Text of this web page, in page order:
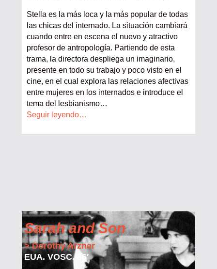
Stella es la más loca y la más popular de todas
las chicas del internado. La situación cambiará
cuando entre en escena el nuevo y atractivo
profesor de antropología. Partiendo de esta
trama, la directora despliega un imaginario,
presente en todo su trabajo y poco visto en el
cine, en el cual explora las relaciones afectivas
entre mujeres en los internados e introduce el
tema del lesbianismo…
Seguir leyendo…
Sarah and Son
> Dorothy Arzner
EUA. VOSC. 86′